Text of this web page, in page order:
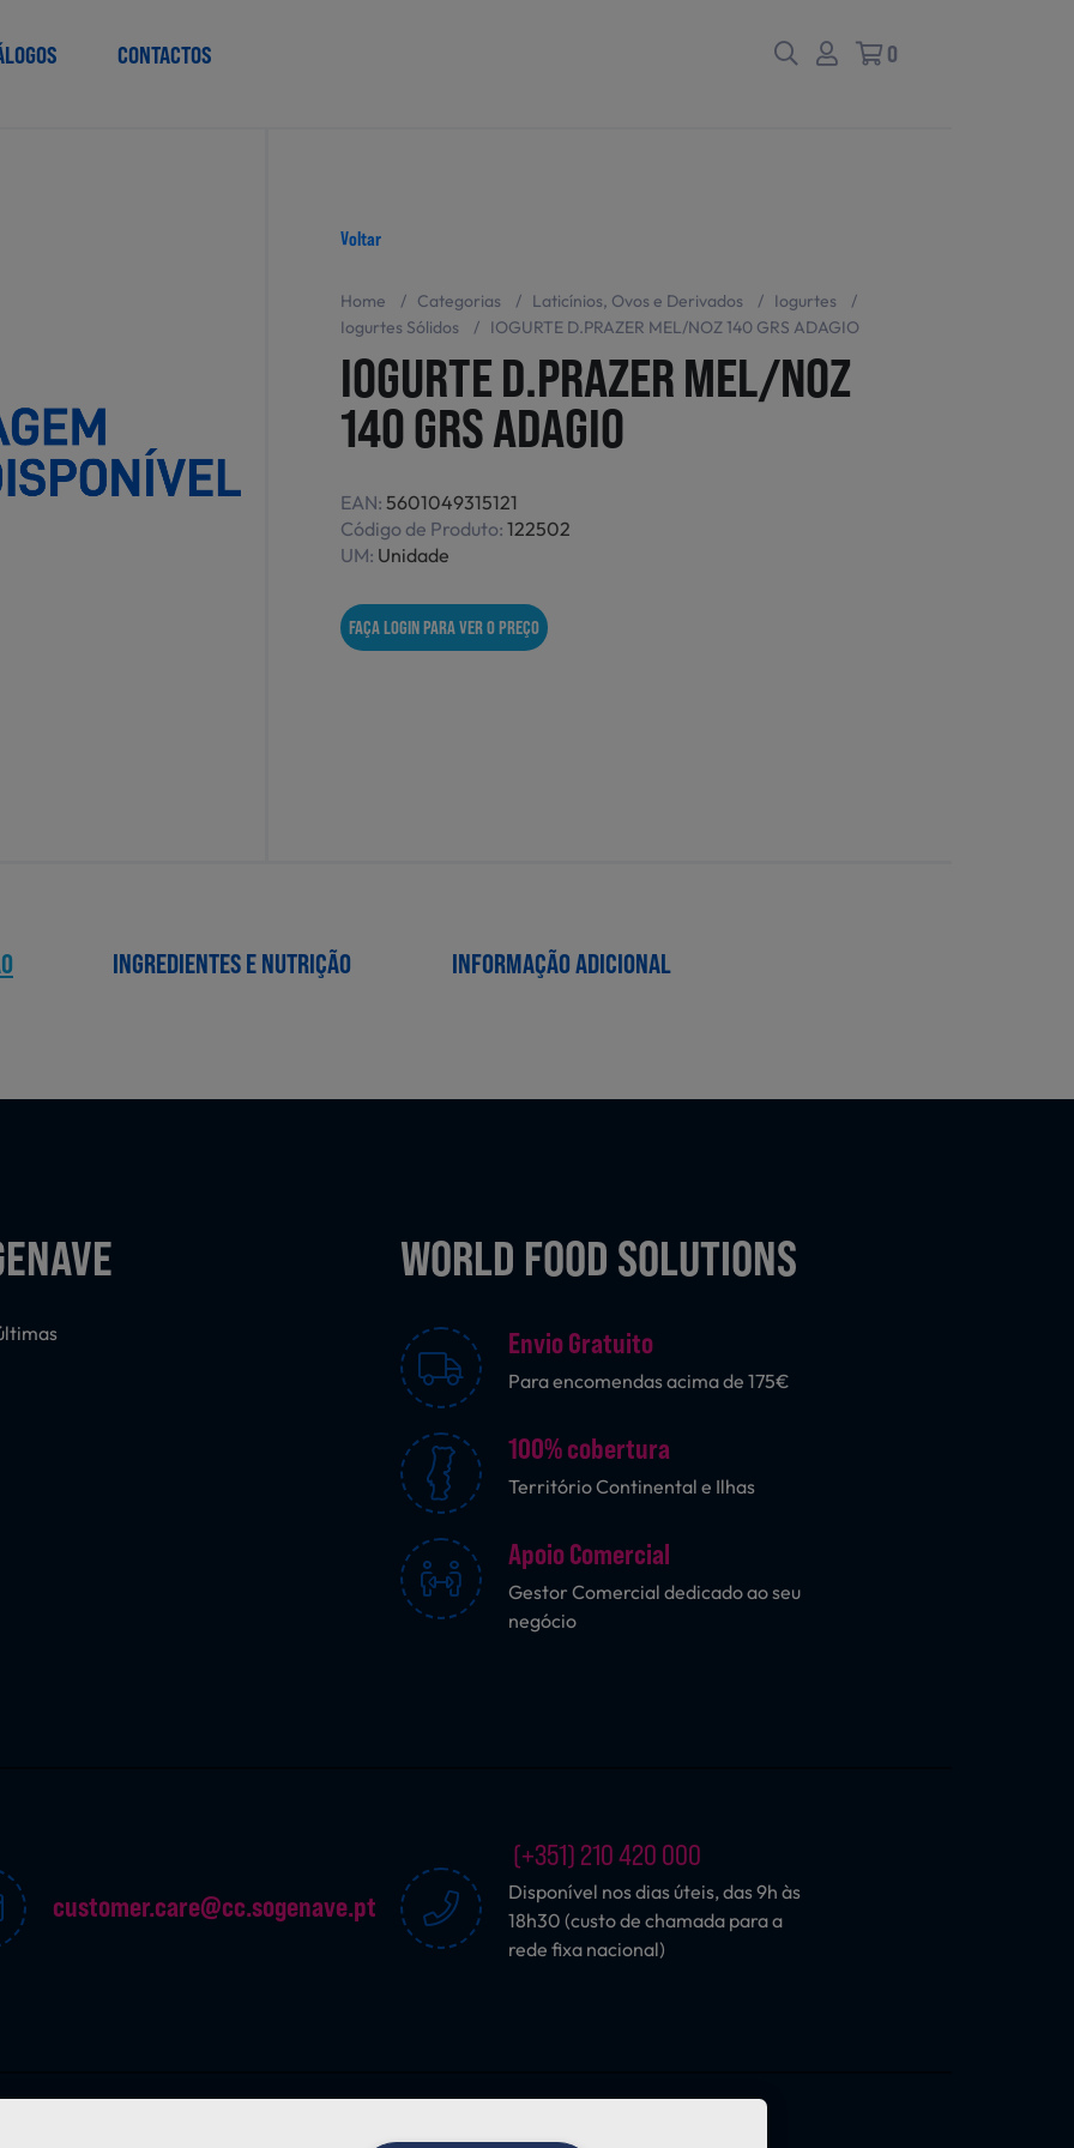
CONTACTOS 0
Voltar
Home / Categorias / Laticínios, Ovos e Derivados / Iogurtes
/
Iogurtes Sólidos
/ IOGURTE D.PRAZER MEL/NOZ 140 GRS ADAGIO
IOGURTE D.PRAZER MEL/NOZ
140 GRS ADAGIO
EAN: 5601049315121
Código de Produto: 122502
UM: Unidade
FAÇA LOGIN PARA VER O PREÇO
INGREDIENTES E NUTRIÇÃO INFORMAÇÃO ADICIONAL
WORLD FOOD SOLUTIONS
Envio Gratuito
Para encomendas acima de 175€
100% cobertura
Território Continental e Ilhas
Apoio Comercial
Gestor Comercial dedicado ao seu
negócio
customer.care@cc.sogenave.pt
(+351) 210 420 000
Disponível nos dias úteis, das 9h às
18h30 (custo de chamada para a
rede fixa nacional)